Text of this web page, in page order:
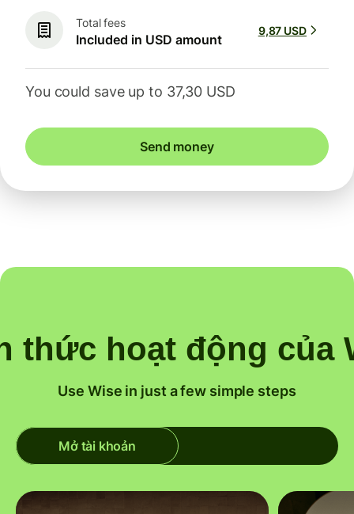
Total fees
Included in USD amount
9,87 USD
You could save up to 37,30 USD
Send money
thức hoạt động của
Use Wise in just a few simple steps
Mở tài khoản